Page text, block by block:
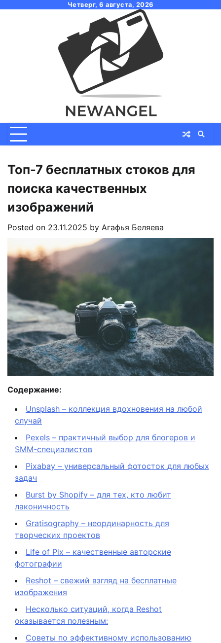
Четверг, 6 августа, 2026
Топ-7 бесплатных стоков для
поиска качественных
изображений
Posted on 23.11.2025 by Агафья Беляева
Содержание:
Unsplash – коллекция вдохновения на любой
случай
Pexels – практичный выбор для блогеров и
SMM-специалистов
Pixabay – универсальный фотосток для любых
задач
Burst by Shopify – для тех, кто любит
лаконичность
Gratisography – неординарность для
творческих проектов
Life of Pix – качественные авторские
фотографии
Reshot – свежий взгляд на бесплатные
изображения
Несколько ситуаций, когда Reshot
оказывается полезным:
Советы по эффективному использованию